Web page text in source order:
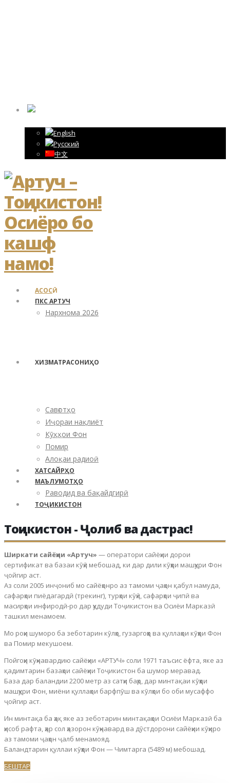
English
Русский
中文
АСОСӢ
ПКС АРТУЧ
Нархнома 2026
ХИЗМАТРАСОНИҲО
Савғотҳо
Иҷораи нақлиёт
Кӯҳҳои Фон
Помир
Алоқаи радиоӣ
ХАТСАЙРҲО
МАЪЛУМОТҲО
Раводид ва бақайдгирӣ
ТОҶИКИСТОН
Тоҷикистон - Ҷолиб ва дастрас!
Ширкати сайёҳии «Артуч» — оператори сайёҳии дорои
сертификат ва базаи кӯҳӣ мебошад, ки дар дили кӯҳҳои машҳури Фон
ҷойгир аст.
Аз соли 2005 инҷониб мо сайёҳонро аз тамоми ҷаҳон қабул намуда,
сафарҳои пиёдагардӣ (трекинг), турҳои кӯҳӣ, сафарҳои ҷипӣ ва
масирҳои инфиродӣ-ро дар ҳудуди Тоҷикистон ва Осиёи Марказӣ
ташкил менамоем.
Мо роҳи шуморо ба зеботарин кӯлҳо, гузаргоҳҳо ва қуллаҳои кӯҳҳои Фон
ва Помир мекушоем.
Пойгоҳи кӯҳнавардию сайёҳии «АРТУЧ» соли 1971 таъсис ёфта, яке аз
қадимтарин базаҳои сайёҳии Тоҷикистон ба шумор меравад.
База дар баландии 2200 метр аз сатҳи баҳр, дар минтақаи кӯҳҳои
машҳури Фон, миёни қуллаҳои барфпӯш ва кӯлҳои бо оби мусаффо
ҷойгир аст.
Ин минтақа ба ҳақ яке аз зеботарин минтақаҳои Осиёи Марказӣ ба
ҳисоб рафта, ҳар сол ҳазорон кӯҳнавард ва дӯстдорони сайёҳии кӯҳиро
аз тамоми ҷаҳон ҷалб менамояд.
Баландтарин қуллаи кӯҳҳои Фон — Чимтарга (5489 м) мебошад.
БЕШТАР